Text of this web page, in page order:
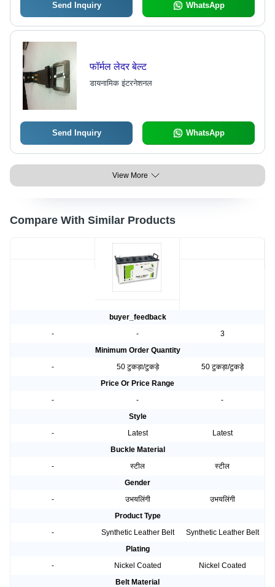
Send Inquiry WhatsApp
फॉर्मल लेदर बेल्ट
डायनामिक इंटरनेशनल
Send Inquiry WhatsApp
View More
Compare With Similar Products
buyer_feedback
-
-
3
Minimum Order Quantity
-
50 टुकड़ा/टुकड़े
50 टुकड़ा/टुकड़े
Price Or Price Range
-
-
-
Style
-
Latest
Latest
Buckle Material
-
स्टील
स्टील
Gender
-
उभयलिंगी
उभयलिंगी
Product Type
-
Synthetic Leather Belt
Synthetic Leather Belt
Plating
-
Nickel Coated
Nickel Coated
Belt Material